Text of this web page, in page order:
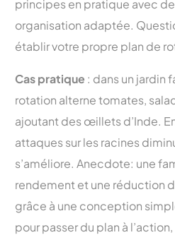
principes en pratique avec
organisation adaptée.
établir votre propre plan de
Cas pratique : dans un jardin
rotation alterne tomates,
ajoutant des œillets d’Inde.
attaques sur les racines
s’améliore. Anecdote: une
rendement et une réduction
grâce à une conception
pour passer du plan à